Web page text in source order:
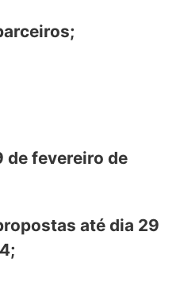
de fevereiro de
até dia 29